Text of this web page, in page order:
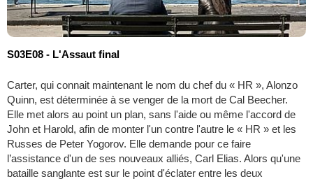
S03E08 - L'Assaut final
Carter, qui connait maintenant le nom du chef du « HR », Alonzo
Quinn, est déterminée à se venger de la mort de Cal Beecher.
Elle met alors au point un plan, sans l'aide ou même l'accord de
John et Harold, afin de monter l'un contre l'autre le « HR » et les
Russes de Peter Yogorov. Elle demande pour ce faire
l’assistance d'un de ses nouveaux alliés, Carl Elias. Alors qu'une
bataille sanglante est sur le point d'éclater entre les deux